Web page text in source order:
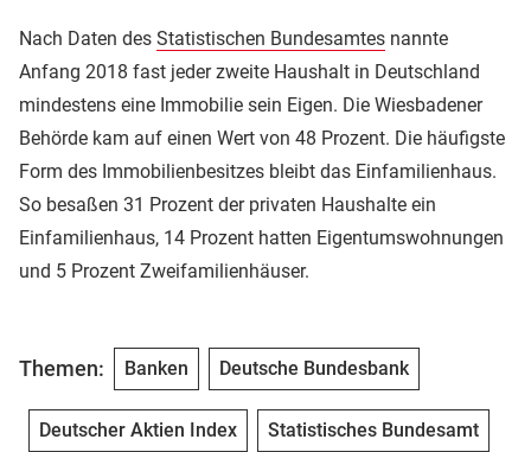
Nach Daten des Statistischen Bundesamtes nannte
Anfang 2018 fast jeder zweite Haushalt in Deutschland
mindestens eine Immobilie sein Eigen. Die Wiesbadener
Behörde kam auf einen Wert von 48 Prozent. Die häufigste
Form des Immobilienbesitzes bleibt das Einfamilienhaus.
So besaßen 31 Prozent der privaten Haushalte ein
Einfamilienhaus, 14 Prozent hatten Eigentumswohnungen
und 5 Prozent Zweifamilienhäuser.
Themen: Banken Deutsche Bundesbank
Deutscher Aktien Index Statistisches Bundesamt